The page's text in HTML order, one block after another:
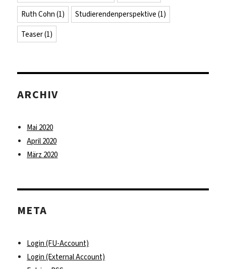
Ruth Cohn (1) Studierendenperspektive (1)
Teaser(1)
ARCHIV
Mai 2020
April 2020
März 2020
META
Login (FU-Account)
Login (External Account)